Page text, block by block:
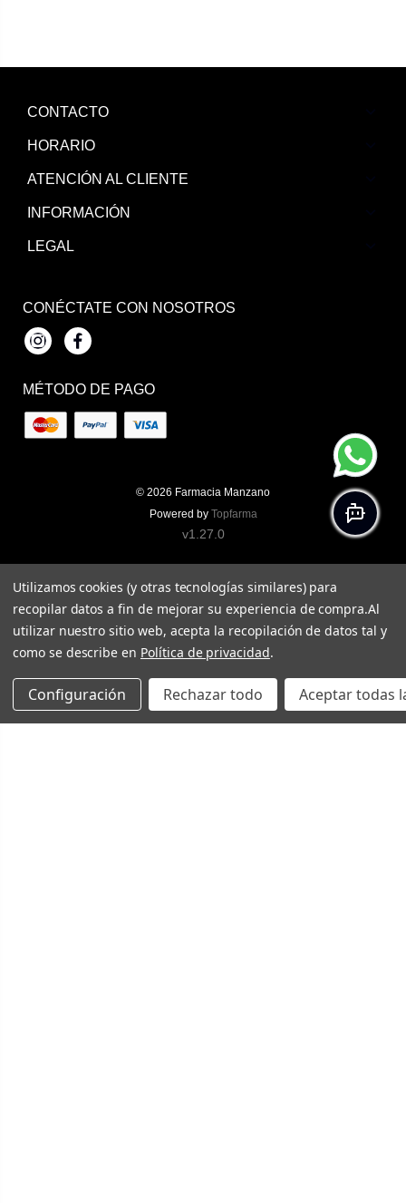
CONTACTO
HORARIO
ATENCIÓN AL CLIENTE
INFORMACIÓN
LEGAL
CONÉCTATE CON NOSOTROS
InstagramFacebook
MÉTODO DE PAGO
© 2026 Farmacia Manzano
Powered by Topfarma
v1.27.0
Utilizamos cookies (y otras tecnologías similares) para
recopilar datos a fin de mejorar su experiencia de compra.Al
utilizar nuestro sitio web, acepta la recopilación de datos tal y
como se describe en Política de privacidad.
Configuración Rechazar todo Aceptar todas